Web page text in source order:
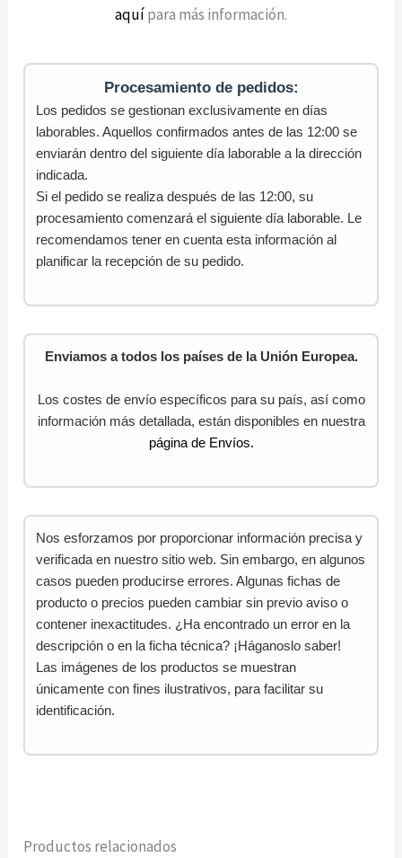
aquípara más información.
Procesamiento de pedidos:
Los pedidos se gestionan exclusivamente en días
laborables. Aquellos confirmados antes de las 12:00 se
enviarán dentro del siguiente día laborable a la dirección
indicada.
Si el pedido se realiza después de las 12:00, su
procesamiento comenzará el siguiente día laborable. Le
recomendamos tener en cuenta esta información al
planificar la recepción de su pedido.
Enviamos a todos los países de la Unión Europea.
Los costes de envío específicos para su país, así como
información más detallada, están disponibles en nuestra
página de Envíos.
Nos esforzamos por proporcionar información precisa y
verificada en nuestro sitio web. Sin embargo, en algunos
casos pueden producirse errores. Algunas fichas de
producto o precios pueden cambiar sin previo aviso o
contener inexactitudes. ¿Ha encontrado un error en la
descripción o en la ficha técnica? ¡Háganoslo saber!
Las imágenes de los productos se muestran
únicamente con fines ilustrativos, para facilitar su
identificación.
Productos relacionados